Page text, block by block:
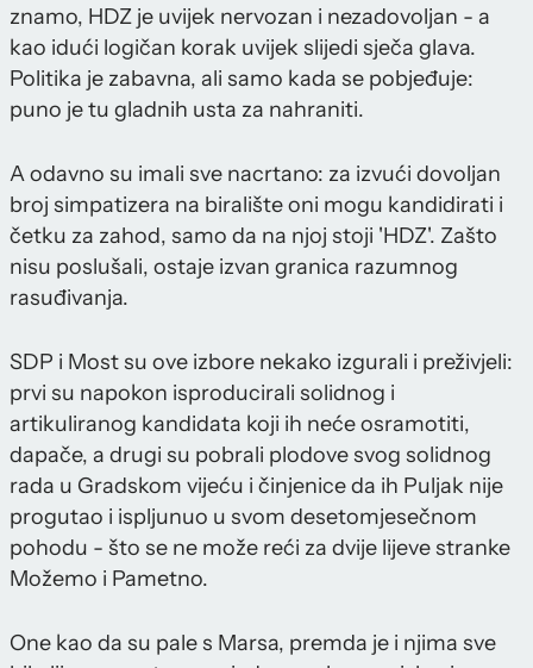
znamo, HDZ je uvijek nervozan i nezadovoljan - a
kao idući logičan korak uvijek slijedi sječa glava.
Politika je zabavna, ali samo kada se pobjeđuje:
puno je tu gladnih usta za nahraniti.
A odavno su imali sve nacrtano: za izvući dovoljan
broj simpatizera na biralište oni mogu kandidirati i
četku za zahod, samo da na njoj stoji 'HDZ'. Zašto
nisu poslušali, ostaje izvan granica razumnog
rasuđivanja.
SDP i Most su ove izbore nekako izgurali i preživjeli:
prvi su napokon isproducirali solidnog i
artikuliranog kandidata koji ih neće osramotiti,
dapače, a drugi su pobrali plodove svog solidnog
rada u Gradskom vijeću i činjenice da ih Puljak nije
progutao i ispljunuo u svom desetomjesečnom
pohodu - što se ne može reći za dvije lijeve stranke
Možemo i Pametno.
One kao da su pale s Marsa, premda je i njima sve